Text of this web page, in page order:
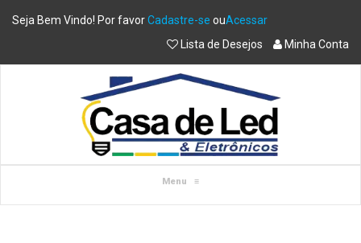
Seja Bem Vindo! Por favorCadastre-se ouAcessar
Lista de Desejos
Minha Conta
Menu ≡